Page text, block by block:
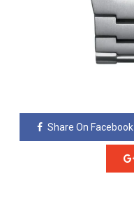
Share On Facebook